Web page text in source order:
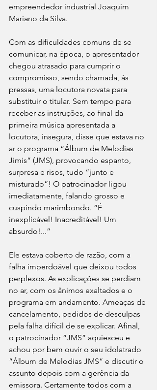
empreendedor industrial Joaquim
Mariano da Silva.
Com as dificuldades comuns de se
comunicar, na época, o apresentador
chegou atrasado para cumprir o
compromisso, sendo chamada, às
pressas, uma locutora novata para
substituir o titular. Sem tempo para
receber as instruções, ao final da
primeira música apresentada a
locutora, insegura, disse que estava no
ar o programa “Álbum de Melodias
Jimis” (JMS), provocando espanto,
surpresa e risos, tudo “junto e
misturado”! O patrocinador ligou
imediatamente, falando grosso e
cuspindo marimbondo. “É
inexplicável! Inacreditável! Um
absurdo!...”
Ele estava coberto de razão, com a
falha imperdoável que deixou todos
perplexos. As explicações se perdiam
no ar, com os ânimos exaltados e o
programa em andamento. Ameaças de
cancelamento, pedidos de desculpas
pela falha difícil de se explicar. Afinal,
o patrocinador “JMS” aquiesceu e
achou por bem ouvir o seu idolatrado
“Álbum de Melodias JMS” e discutir o
assunto depois com a gerência da
emissora. Certamente todos com a